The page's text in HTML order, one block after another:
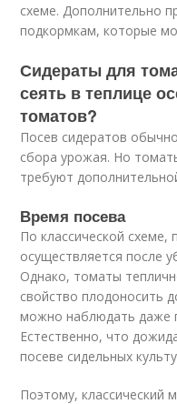
схеме. Дополнительно
подкормкам, которые
Сидераты для
сеять в теплице
томатов?
Посев сидератов
сбора урожая. Но
требуют
Время посева
По классической схеме,
осуществляется после
Однако, томаты
свойство плодоносить
можно наблюдать даже
Естественно, что
посеве сидельных
Поэтому, классический